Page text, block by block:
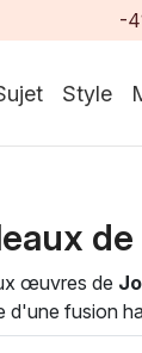
-
Style
œuvres de
d'une fusion
intérieure.